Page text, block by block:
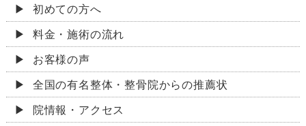
初めての方へ
料金・施術の流れ
お客様の声
全国の有名整体・整骨院からの推薦状
院情報・アクセス